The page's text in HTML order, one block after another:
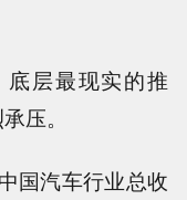
层最现实的推
压。
国汽车行业总收